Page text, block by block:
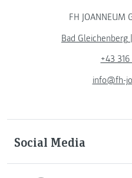
FH JOANNEUM
Bad Gleichenberg |
+43
info@fh-
Social Media